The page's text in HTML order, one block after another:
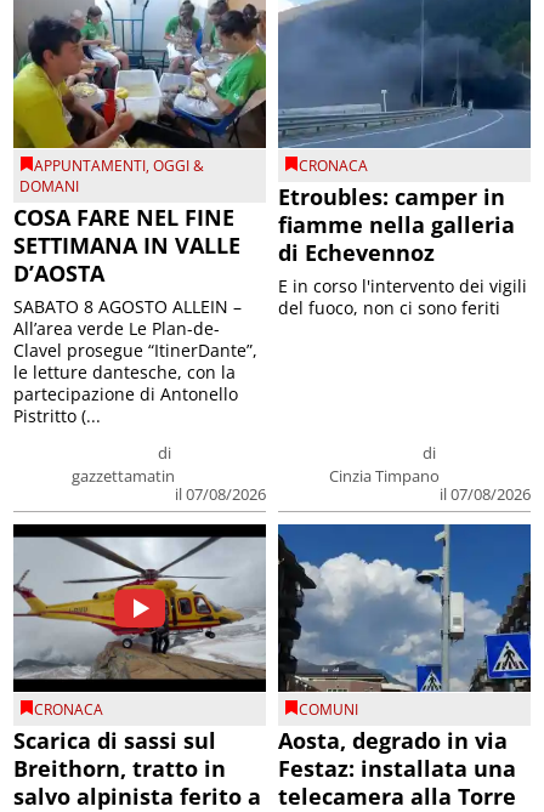
APPUNTAMENTI,OGGI &
DOMANI
COSA FARE NEL FINE
SETTIMANA IN VALLE
D’AOSTA
di
gazzettamatin
il 07/08/2026
SABATO 8 AGOSTO ALLEIN –
All’area verde Le Plan-de-
Clavel prosegue “ItinerDante”,
le letture dantesche, con la
partecipazione di Antonello
Pistritto (...
CRONACA
Etroubles: camper in
fiamme nella galleria
di Echevennoz
di
Cinzia Timpano
il 07/08/2026
E in corso l'intervento dei vigili
del fuoco, non ci sono feriti
CRONACA
Scarica di sassi sul
Breithorn, tratto in
salvo alpinista ferito a
COMUNI
Aosta, degrado in via
Festaz: installata una
telecamera alla Torre